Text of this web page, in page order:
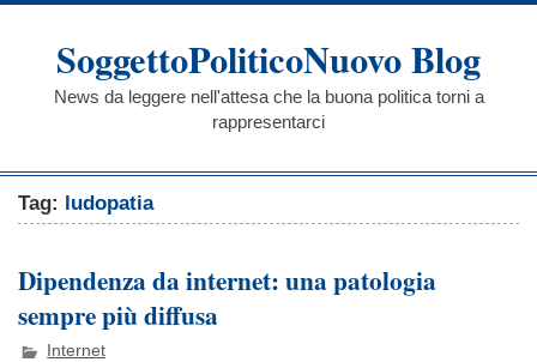
Skip
SoggettoPoliticoNuovo Blog
News da leggere nell'attesa che la buona politica torni a
rappresentarci
Tag: ludopatia
Dipendenza da internet: una patologia
sempre più diffusa
Internet